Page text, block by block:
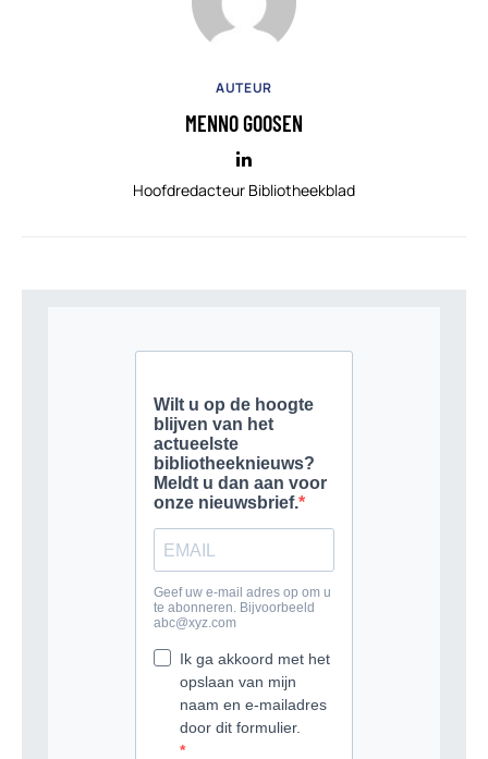
AUTEUR
MENNO GOOSEN
Hoofdredacteur Bibliotheekblad